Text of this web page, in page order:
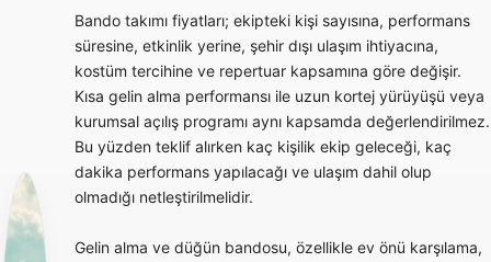
Bando takımı fiyatları; ekipteki kişi sayısına, performans
süresine, etkinlik yerine, şehir dışı ulaşım ihtiyacına,
kostüm tercihine ve repertuar kapsamına göre değişir.
Kısa gelin alma performansı ile uzun kortej yürüyüşü veya
kurumsal açılış programı aynı kapsamda değerlendirilmez.
Bu yüzden teklif alırken kaç kişilik ekip geleceği, kaç
dakika performans yapılacağı ve ulaşım dahil olup
olmadığı netleştirilmelidir.
Gelin alma ve düğün bandosu, özellikle ev önü karşılama,